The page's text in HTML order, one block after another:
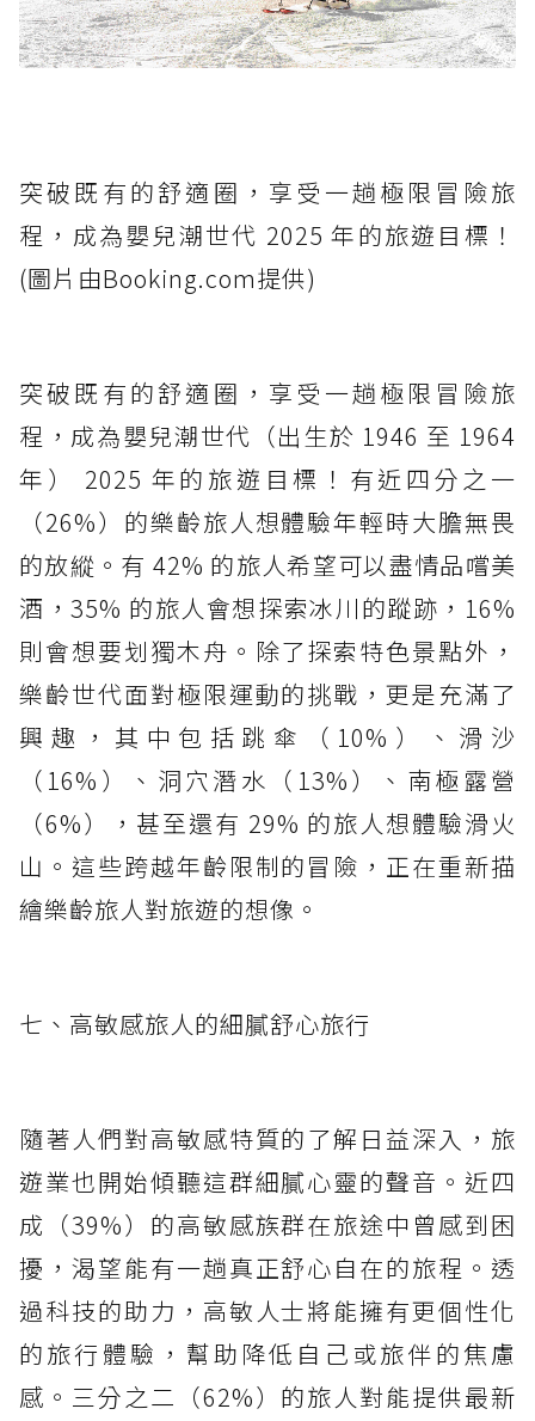
突破既有的舒適圈，享受一趟極限冒險旅
程，成為嬰兒潮世代 2025 年的旅遊目標！
(圖片由Booking.com提供)
突破既有的舒適圈，享受一趟極限冒險旅
程，成為嬰兒潮世代（出生於 1946 至 1964
年） 2025 年的旅遊目標！有近四分之一
（26%）的樂齡旅人想體驗年輕時大膽無畏
的放縱。有 42% 的旅人希望可以盡情品嚐美
酒，35% 的旅人會想探索冰川的蹤跡，16%
則會想要划獨木舟。除了探索特色景點外，
樂齡世代面對極限運動的挑戰，更是充滿了
興趣，其中包括跳傘（10%）、滑沙
（16%）、洞穴潛水（13%）、南極露營
（6%），甚至還有 29% 的旅人想體驗滑火
山。這些跨越年齡限制的冒險，正在重新描
繪樂齡旅人對旅遊的想像。
七、高敏感旅人的細膩舒心旅行
隨著人們對高敏感特質的了解日益深入，旅
遊業也開始傾聽這群細膩心靈的聲音。近四
成（39%）的高敏感族群在旅途中曾感到困
擾，渴望能有一趟真正舒心自在的旅程。透
過科技的助力，高敏人士將能擁有更個性化
的旅行體驗，幫助降低自己或旅伴的焦慮
感。三分之二（62%）的旅人對能提供最新